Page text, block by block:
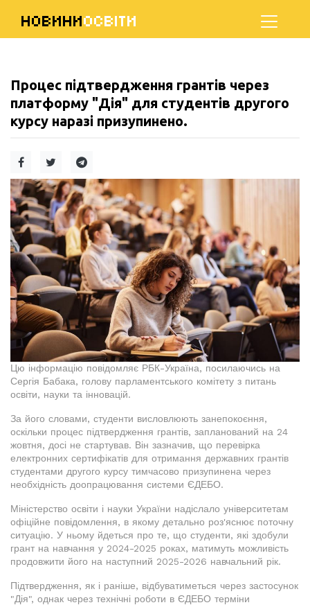
НОВИНИОСВІТИ
Процес підтвердження грантів через
платформу "Дія" для студентів другого
курсу наразі призупинено.
Цю інформацію повідомляє РБК-Україна, посилаючись на
Сергія Бабака, голову парламентського комітету з питань
освіти, науки та інновацій.
За його словами, студенти висловлюють занепокоєння,
оскільки процес підтвердження грантів, запланований на 24
жовтня, досі не стартував. Він зазначив, що перевірка
електронних сертифікатів для отримання державних грантів
студентами другого курсу тимчасово призупинена через
необхідність доопрацювання системи ЄДЕБО.
Міністерство освіти і науки України надіслало університетам
офіційне повідомлення, в якому детально роз'яснює поточну
ситуацію. У ньому йдеться про те, що студенти, які здобули
грант на навчання у 2024-2025 роках, матимуть можливість
продовжити його на наступний 2025-2026 навчальний рік.
Підтвердження, як і раніше, відбуватиметься через застосунок
"Дія", однак через технічні роботи в ЄДЕБО терміни